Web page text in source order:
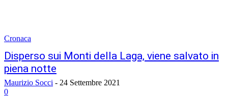
Cronaca
Disperso sui Monti della Laga, viene salvato in
piena notte
Maurizio Socci - 24 Settembre 2021
0